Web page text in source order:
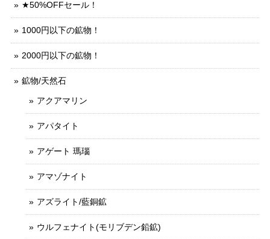
★50%OFFセール！
1000円以下の鉱物！
2000円以下の鉱物！
鉱物/天然石
アクアマリン
アパタイト
アゲート 瑪瑙
アマゾナイト
アズライト/藍銅鉱
ウルフェナイト(モリブデン鉛鉱)